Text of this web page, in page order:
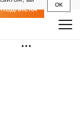
OK
ПОДПИСКА